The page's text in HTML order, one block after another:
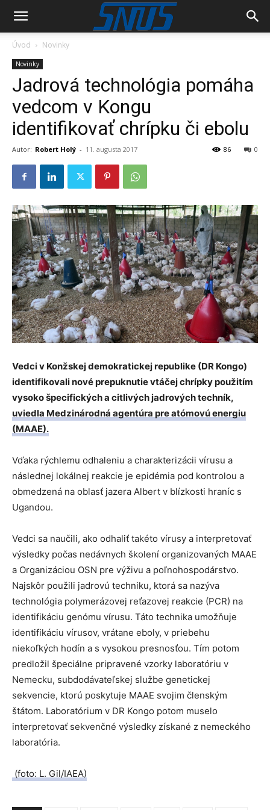
Úvod Novinky
Novinky
Jadrová technológia pomáha
vedcom v Kongu
identifikovať chrípku či ebolu
Autor: Robert Holý - 11. augusta 2017 0
86
Vedci v Konžskej demokratickej republike (DR Kongo)
identifikovali nové prepuknutie vtáčej chrípky použitím
vysoko špecifických a citlivých jadrových techník,
uviedla Medzinárodná agentúra pre atómovú energiu
(MAAE).
Vďaka rýchlemu odhaleniu a charakterizácii vírusu a
následnej lokálnej reakcie je epidémia pod kontrolou a
obmedzená na oblasť jazera Albert v blízkosti hraníc s
Ugandou.
Vedci sa naučili, ako odhaliť takéto vírusy a interpretovať
výsledky počas nedávnych školení organizovaných MAAE
a Organizáciou OSN pre výživu a poľnohospodárstvo.
Najskôr použili jadrovú techniku, ktorá sa nazýva
technológia polymerázovej reťazovej reakcie (PCR) na
identifikáciu genómu vírusu. Táto technika umožňuje
identifikáciu vírusov, vrátane eboly, v priebehu
niekoľkých hodín a s vysokou presnosťou. Tím potom
predložil špeciálne pripravené vzorky laboratóriu v
Nemecku, subdodávateľskej službe genetickej
sekvencie, ktorú poskytuje MAAE svojim členským
štátom. Laboratórium v DR Kongo potom muselo
interpretovať sekvenčné výsledky získané z nemeckého
laboratória.
(foto: L. Gil/IAEA)